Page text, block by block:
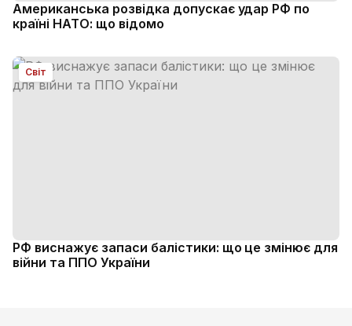
Американська розвідка допускає удар РФ по
країні НАТО: що відомо
Світ
РФ виснажує запаси балістики: що це змінює для
війни та ППО України